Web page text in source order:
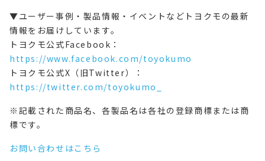
▼ユーザー事例・製品情報・イベントなどトヨクモの最新
情報をお届けしています。
トヨクモ公式Facebook：
https://www.facebook.com/toyokumo
トヨクモ公式X（旧Twitter）：
https://twitter.com/toyokumo_
※記載された商品名、各製品名は各社の登録商標または商
標です。
お問い合わせはこちら